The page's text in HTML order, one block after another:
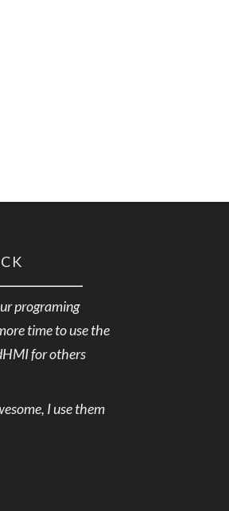
programing
time to use the
for others
I use them